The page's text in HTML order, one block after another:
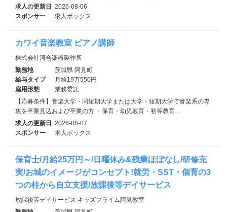
求人の更新日 2026-08-06
スポンサー
求人ボックス
カワイ音楽教室 ピアノ講師
株式会社河合楽器製作所
勤務地
茨城県 阿見町
給与タイプ
月給19万550円
雇用形態
業務委託
【応募条件】音楽大学・同短期大学または大学・短期大学で音楽系の専
攻を卒業見込および卒業の方 ・保育・幼児教育・初等教育…
求人の更新日 2026-08-07
スポンサー
求人ボックス
保育士/月給25万円～/日曜休み&残業ほぼなし/研修充
実/お城のイメージがコンセプト!就労・SST・個育の3
つの柱から自立支援/放課後等デイサービス
放課後等デイサービス キッズプライム阿見教室